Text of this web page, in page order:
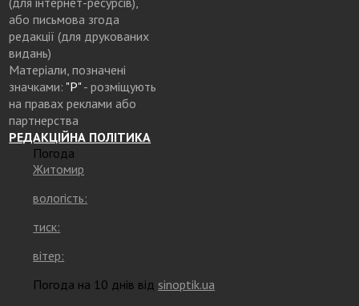
або письмова згода
редакції (для друкованих
видань)
Матеріали, позначені
значками: "Р"- розміщують
на правах реклами або
партнерства
РЕДАКЦІЙНА ПОЛІТИКА
Погода
Житомир
вологість:
тиск:
вітер:
Погода на 10 днів від sinoptik.ua